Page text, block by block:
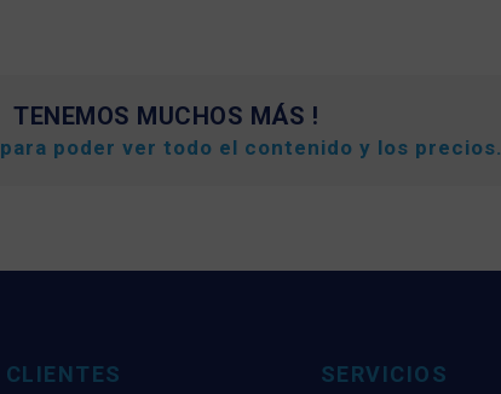
TENEMOS MUCHOS MÁS !
para poder ver todo el contenido y los precios.
CLIENTES SERVICIOS